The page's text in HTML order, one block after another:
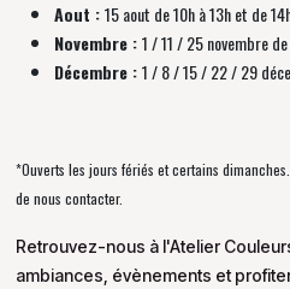
Aout :15 aout de 10h à 13h et de
Novembre :1 / 11 / 25 novembre de
Décembre :1 / 8 / 15 / 22 / 29
*Ouverts les jours fériés et certains
de nous contacter.
Retrouvez-nous à l'Atelier
ambiances, évènements et